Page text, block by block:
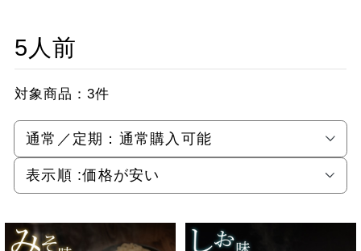
5人前
対象商品： 3件
通常／定期： 通常購入可能
表示順 :価格が安い